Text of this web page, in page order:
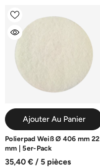
Ajouter Au Panier
Polierpad Weiß Ø 406 mm 22
mm | 5er-Pack
35,40 € / 5 pièces